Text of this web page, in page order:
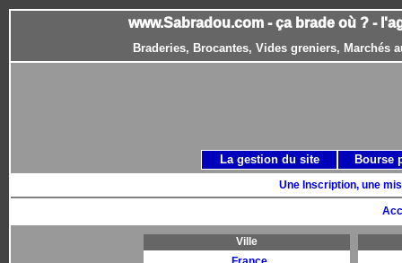
www.Sabradou.com - ça brade où ? -
Braderies, Brocantes, Vides greniers, Marchés
Une Inscription, une
Ville
La gestion du site Bourse